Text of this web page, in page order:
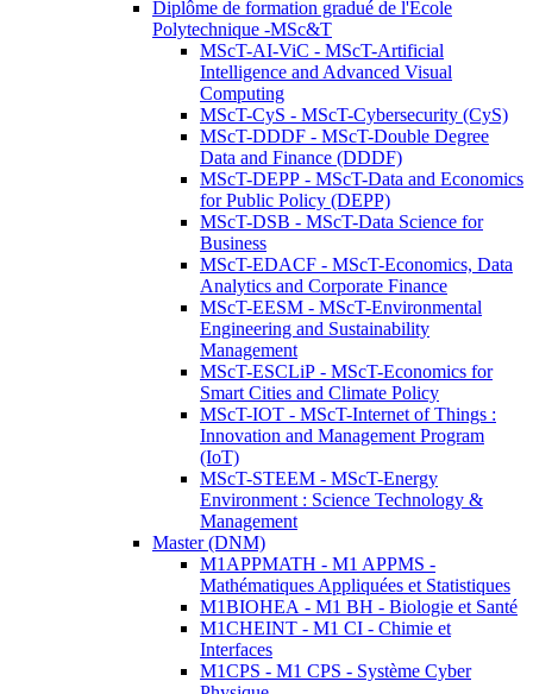
Diplôme de formation gradué de l'Ecole
Polytechnique -MSc&T
MScT-AI-ViC - MScT-Artificial
Intelligence and Advanced Visual
Computing
MScT-CyS - MScT-Cybersecurity (CyS)
MScT-DDDF - MScT-Double Degree
Data and Finance (DDDF)
MScT-DEPP - MScT-Data and Economics
for Public Policy (DEPP)
MScT-DSB - MScT-Data Science for
Business
MScT-EDACF - MScT-Economics, Data
Analytics and Corporate Finance
MScT-EESM - MScT-Environmental
Engineering and Sustainability
Management
MScT-ESCLiP - MScT-Economics for
Smart Cities and Climate Policy
MScT-IOT - MScT-Internet of Things :
Innovation and Management Program
(IoT)
MScT-STEEM - MScT-Energy
Environment : Science Technology &
Management
Master (DNM)
M1APPMATH - M1 APPMS -
Mathématiques Appliquées et Statistiques
M1BIOHEA - M1 BH - Biologie et Santé
M1CHEINT - M1 CI - Chimie et
Interfaces
M1CPS - M1 CPS - Système Cyber